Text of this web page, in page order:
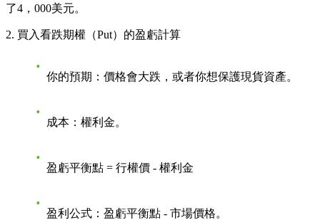
了4，000美元。
2. 買入看跌期權（Put）的盈虧計算
你的預期 ：價格會大跌，或者你想保護現貨資產。
成本 ：權利金。
盈虧平衡點 = 行權價 - 權利金
盈利公式 ：盈虧平衡點 - 市場價格。